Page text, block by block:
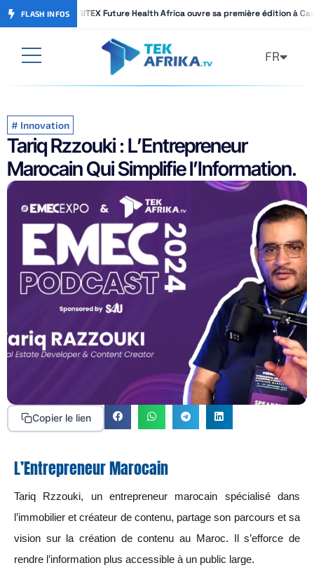
FLASH INFOS GITEX Future Health Africa ouvre sa première édition à
GITEX Future Health Africa ouvre sa première édition à
FR
AR
# Innovation
Tariq Rzzouki : L’Entrepreneur
Marocain Qui Simplifie l’Information.
Copier le lien
L’Entrepreneur Marocain
Tariq Rzzouki, un entrepreneur marocain spécialisé dans
l’immobilier et créateur de contenu, partage son parcours et sa
vision sur la création de contenu au Maroc. Il s’efforce de
rendre l’information plus accessible à un public large.